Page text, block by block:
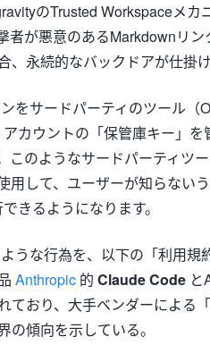
のTrusted Workspaceメ
者が悪意のあるMarkdownリ
、永続的なバックドアが仕掛
をサードパーティのツール
カウントの「保管庫キー」
このようなサードパーティツ
用して、ユーザーが知らない
きるようになります。
うな行為を、以下の「利用規
Anthropic 的 Claude Code と
ており、大手ベンダーによる
の傾向を示している。